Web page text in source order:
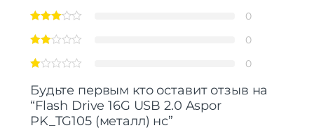
0
0
0
Будьте первым кто оставит отзыв на
“Flash Drive 16G USB 2.0 Aspor
PK_TG105 (металл) нс”